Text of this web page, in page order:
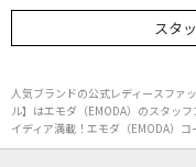
スタ
人気ブランドの公式レディースファ
ル】はエモダ（EMODA）のスタッ
イディア満載！エモダ（EMODA）